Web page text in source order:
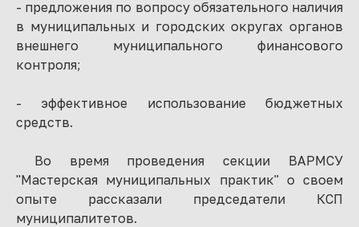
- предложения по вопросу обязательного наличия
в муниципальных и городских округах органов
внешнего муниципального финансового
контроля;
- эффективное использование бюджетных
средств.
Во время проведения секции ВАРМСУ
"Мастерская муниципальных практик" о своем
опыте рассказали председатели КСП
муниципалитетов.